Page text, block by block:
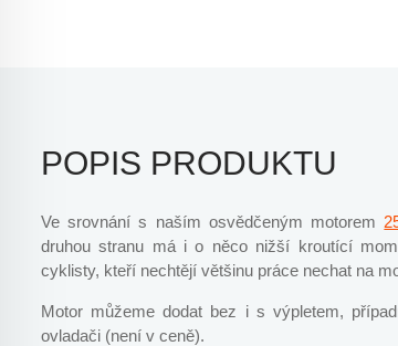
POPIS PRODUKTU
Ve srovnání s naším osvědčeným motorem
druhou stranu má i o něco nižší kroutící
cyklisty, kteří nechtějí většinu práce nechat na
Motor můžeme dodat bez i s výpletem,
ovladači (není v ceně).